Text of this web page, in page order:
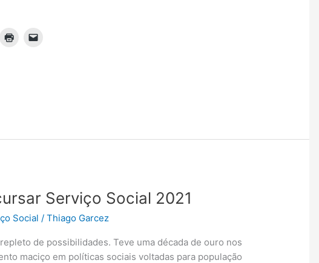
Serviço Social 2021
Social /Thiago Garcez
de possibilidades. Teve uma década de ouro nos
maciço em políticas sociais voltadas para população